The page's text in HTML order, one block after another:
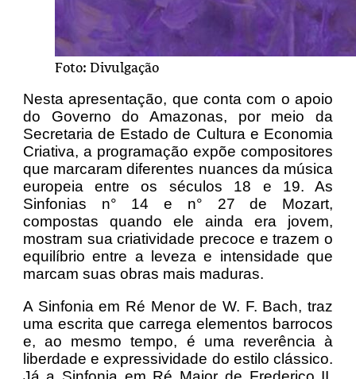
Foto: Divulgação
Nesta apresentação, que conta com o apoio
do Governo do Amazonas, por meio da
Secretaria de Estado de Cultura e Economia
Criativa, a programação expõe compositores
que marcaram diferentes nuances da música
europeia entre os séculos 18 e 19. As
Sinfonias n° 14 e n° 27 de Mozart,
compostas quando ele ainda era jovem,
mostram sua criatividade precoce e trazem o
equilíbrio entre a leveza e intensidade que
marcam suas obras mais maduras.
A Sinfonia em Ré Menor de W. F. Bach, traz
uma escrita que carrega elementos barrocos
e, ao mesmo tempo, é uma reverência à
liberdade e expressividade do estilo clássico.